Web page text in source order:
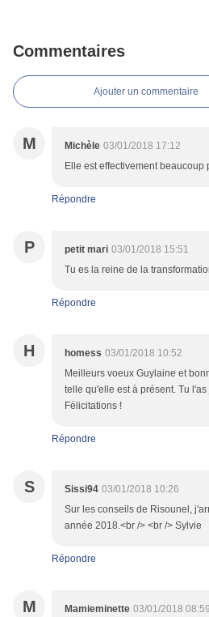
Commentaires
Ajouter un commentaire
M Michèle 03/01/2018 17:12
Elle est effectivement beaucoup
Répondre
P petit mari 03/01/2018 15:51
Tu es la reine de la
Répondre
H homess 03/01/2018 10:52
Meilleurs voeux Guylaine et
telle qu'elle est à présent. Tu
Félicitations !
Répondre
S Sissi94 03/01/2018 10:26
Sur les conseils de Risounel,
année 2018.<br /> <br /> Sylvie
Répondre
M Mamieminette 03/01/2018 08:59